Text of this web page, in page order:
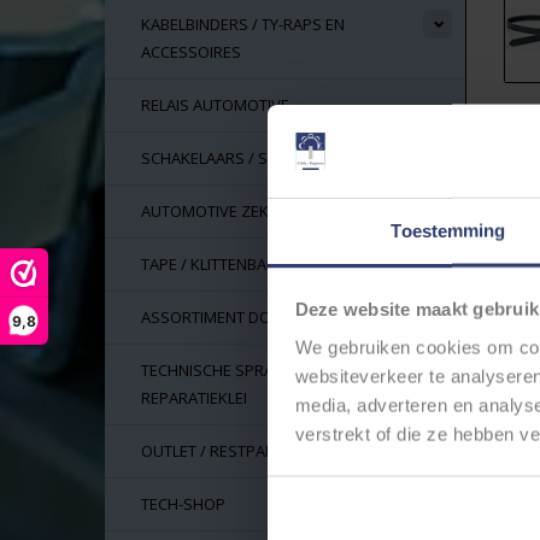
Toestemming
Deze website maakt
We gebruiken cookies om
websiteverkeer te
media, adverteren en
verstrekt of die ze hebben
9,8
KABELBINDERS / TY-RAPS EN
ACCESSOIRES
RELAIS AUTOMOTIVE
SCHAKELAARS / SWITCHES
AUTOMOTIVE ZEKERINGEN
TAPE / KLITTENBAND
ASSORTIMENT DOZEN
TECHNISCHE SPRAYS, LIJM EN
REPARATIEKLEI
OUTLET / RESTPARTIJEN
TECH-SHOP